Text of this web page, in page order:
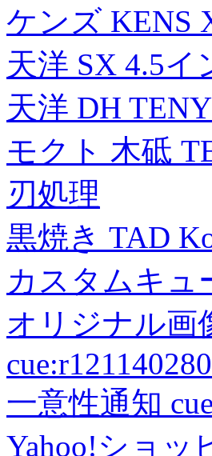
ケンズ KENS
天洋 SX 4.5
天洋 DH
モクト 木砥
刃処理
黒焼き TAD
カスタムキュ
オリジナル画
一意性通知
Yahoo!ショッ